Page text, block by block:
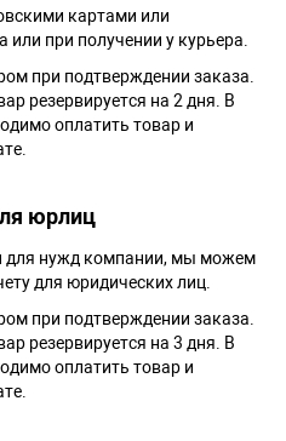
картами или
при получении у курьера.
при подтверждении заказа.
резервируется на 2 дня. В
оплатить товар и
юрлиц
для нужд компании, мы можем
для юридических лиц.
при подтверждении заказа.
резервируется на 3 дня. В
оплатить товар и